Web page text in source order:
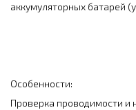
аккумуляторных батарей
Особенности:
Проверка проводимости и